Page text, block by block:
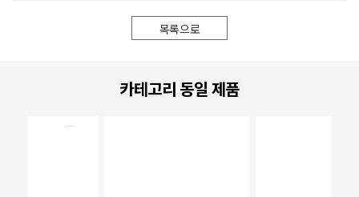
목록으로
카테고리 동일 제품